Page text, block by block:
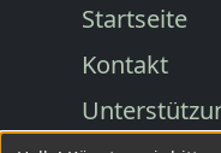
Startseite
Kontakt